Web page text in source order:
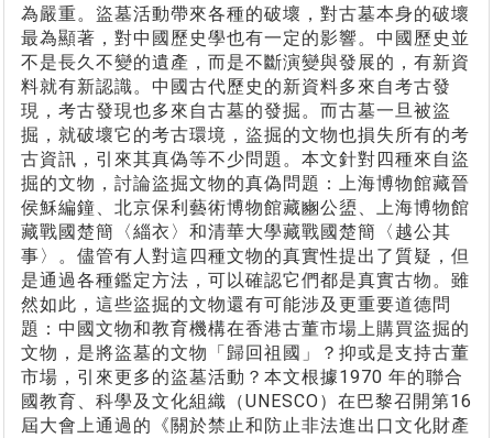
為嚴重。盜墓活動帶來各種的破壞，對古墓本身的破壞
最為顯著，對中國歷史學也有一定的影響。中國歷史並
不是長久不變的遺產，而是不斷演變與發展的，有新資
料就有新認識。中國古代歷史的新資料多來自考古發
現，考古發現也多來自古墓的發掘。而古墓一旦被盜
掘，就破壞它的考古環境，盜掘的文物也損失所有的考
古資訊，引來其真偽等不少問題。本文針對四種來自盜
掘的文物，討論盜掘文物的真偽問題：上海博物館藏晉
侯穌編鐘、北京保利藝術博物館藏豳公盨、上海博物館
藏戰國楚簡〈緇衣〉和清華大學藏戰國楚簡〈越公其
事〉。儘管有人對這四種文物的真實性提出了質疑，但
是通過各種鑑定方法，可以確認它們都是真實古物。雖
然如此，這些盜掘的文物還有可能涉及更重要道德問
題：中國文物和教育機構在香港古董市場上購買盜掘的
文物，是將盜墓的文物「歸回祖國」？抑或是支持古董
市場，引來更多的盜墓活動？本文根據1970 年的聯合
國教育、科學及文化組織（UNESCO）在巴黎召開第16
屆大會上通過的《關於禁止和防止非法進出口文化財產